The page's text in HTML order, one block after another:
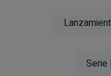
Serie